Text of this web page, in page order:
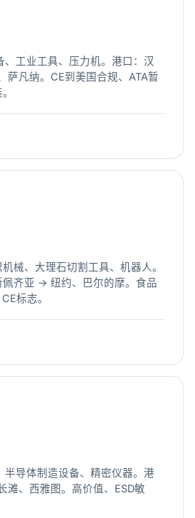
、工业工具、压力机。港口：汉
萨凡纳。CE到美国合规、ATA暂
械、大理石切割工具、机器人。
齐亚 → 纽约、巴尔的摩。食品
标志。
半导体制造设备、精密仪器。港
滩、西雅图。高价值、ESD敏